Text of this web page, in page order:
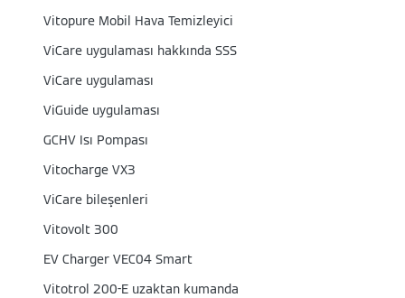
Vitopure Mobil Hava Temizleyici
ViCare uygulaması hakkında SSS
ViCare uygulaması
ViGuide uygulaması
GCHV Isı Pompası
Vitocharge VX3
ViCare bileşenleri
Vitovolt 300
EV Charger VEC04 Smart
Vitotrol 200-E uzaktan kumanda